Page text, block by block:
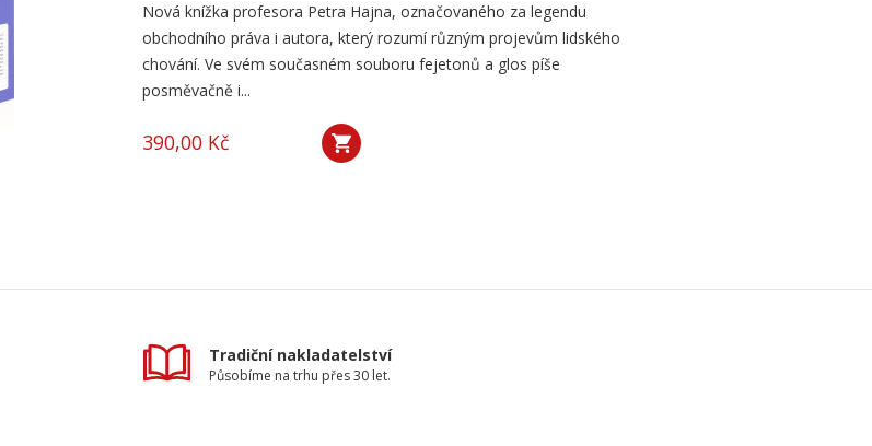
Nová knížka profesora Petra Hajna, označovaného za legendu
obchodního práva i autora, který rozumí různým projevům lidského
chování. Ve svém současném souboru fejetonů a glos píše
posměvačně i...
390,00 Kč
Tradiční nakladatelství
Působíme na trhu přes 30 let.